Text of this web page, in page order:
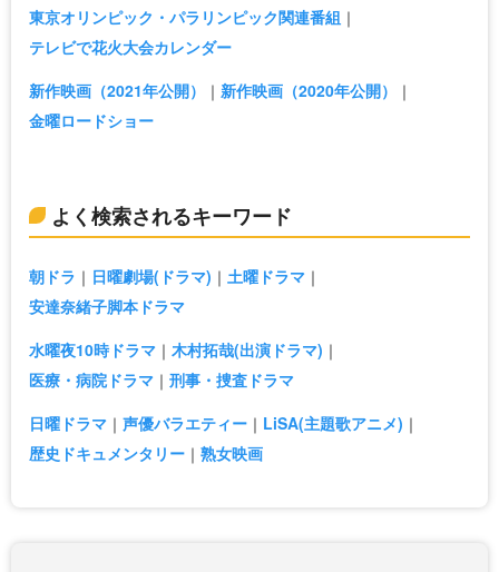
東京オリンピック・パラリンピック関連番組
テレビで花火大会カレンダー
新作映画（2021年公開）
新作映画（2020年公開）
金曜ロードショー
よく検索されるキーワード
朝ドラ 日曜劇場(ドラマ)
土曜ドラマ
安達奈緒子脚本ドラマ
水曜夜10時ドラマ
木村拓哉(出演ドラマ)
医療・病院ドラマ
刑事・捜査ドラマ
日曜ドラマ
声優バラエティー
LiSA(主題歌アニメ)
歴史ドキュメンタリー
熟女映画